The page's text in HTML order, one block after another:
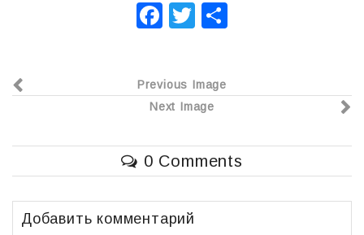
F
e
b
o
o
k
T
er р
в
и
т
Previous Image
Next Image
0 Comments
Добавить комментарий